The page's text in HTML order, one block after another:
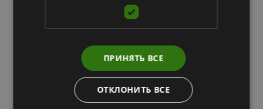
ПРИНЯТЬ ВСЕ
ОТКЛОНИТЬ ВСЕ